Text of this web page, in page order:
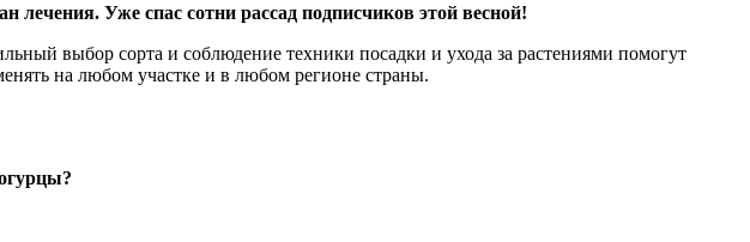
Уже спас сотни рассад подписчиков этой весной!
выбор сорта и соблюдение техники посадки и ухода за растениями помогут
на любом участке и в любом регионе страны.